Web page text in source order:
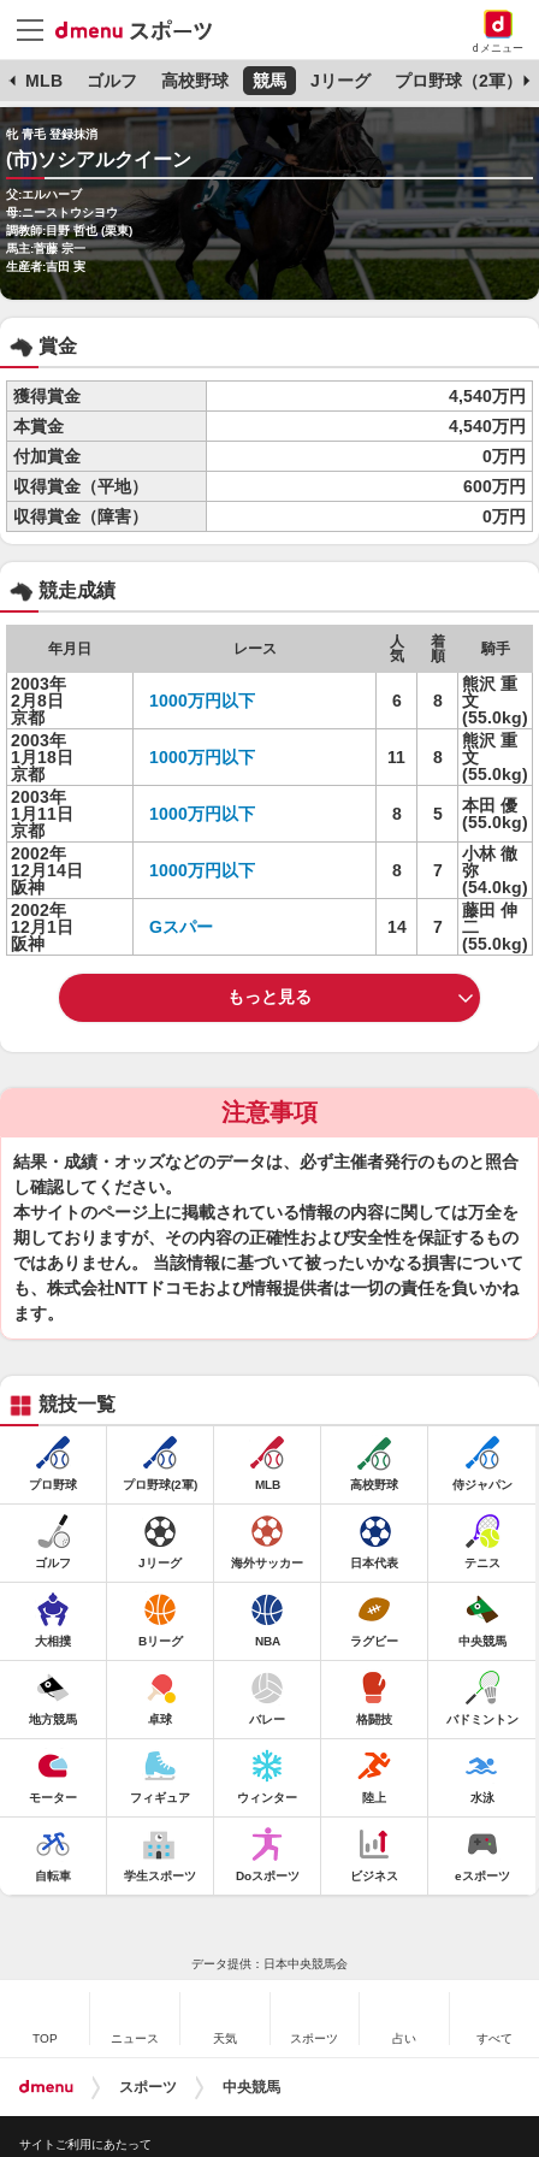
dメニュー
MLB ゴルフ 高校野球 競馬 Jリーグ プロ野球（2軍）
牝 青毛 登録抹消
(市)ソシアルクイーン
父:エルハーブ
母:ニーストウシヨウ
調教師:目野 哲也 (栗東)
馬主:菅藤 宗一
生産者:吉田 実
賞金
獲得賞金
4,540万円
本賞金
4,540万円
付加賞金
0万円
収得賞金（平地）
600万円
収得賞金（障害）
0万円
競走成績
年月日 レース
人
気
着
順
騎手
2003年
2月8日
京都
1000万円以下 6 8
熊沢 重
文
(55.0kg)
2003年
1月18日
京都
1000万円以下 11 8
熊沢 重
文
(55.0kg)
2003年
1月11日
京都
1000万円以下 8 5
本田 優
(55.0kg)
2002年
12月14日
阪神
1000万円以下 8 7
小林 徹
弥
(54.0kg)
2002年
12月1日
阪神
Gスパー 14 7
藤田 伸
二
(55.0kg)
もっと見る
注意事項
結果・成績・オッズなどのデータは、必ず主催者発行のものと照合
し確認してください。
本サイトのページ上に掲載されている情報の内容に関しては万全を
期しておりますが、その内容の正確性および安全性を保証するもの
ではありません。 当該情報に基づいて被ったいかなる損害について
も、株式会社NTTドコモおよび情報提供者は一切の責任を負いかね
ます。
競技一覧
プロ野球 プロ野球(2軍) MLB 高校野球 侍ジャパン
ゴルフ Jリーグ 海外サッカー 日本代表 テニス
大相撲 Bリーグ NBA ラグビー 中央競馬
地方競馬 卓球 バレー 格闘技 バドミントン
モーター フィギュア ウィンター 陸上 水泳
自転車 学生スポーツ Doスポーツ ビジネス eスポーツ
データ提供：日本中央競馬会
TOP ニュース 天気 スポーツ 占い すべて
スポーツ 中央競馬
サイトご利用にあたって